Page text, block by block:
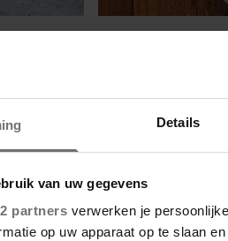
Details
van uw gegevens
partners verwerken je
op uw apparaat op te slaan
we
Stel je voor: een